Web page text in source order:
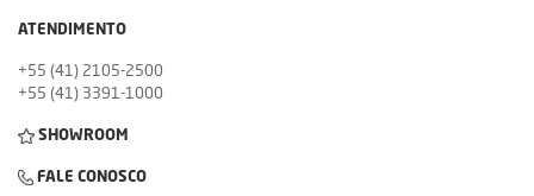
ATENDIMENTO
+55 (41) 2105-2500
+55 (41) 3391-1000
SHOWROOM
FALE CONOSCO